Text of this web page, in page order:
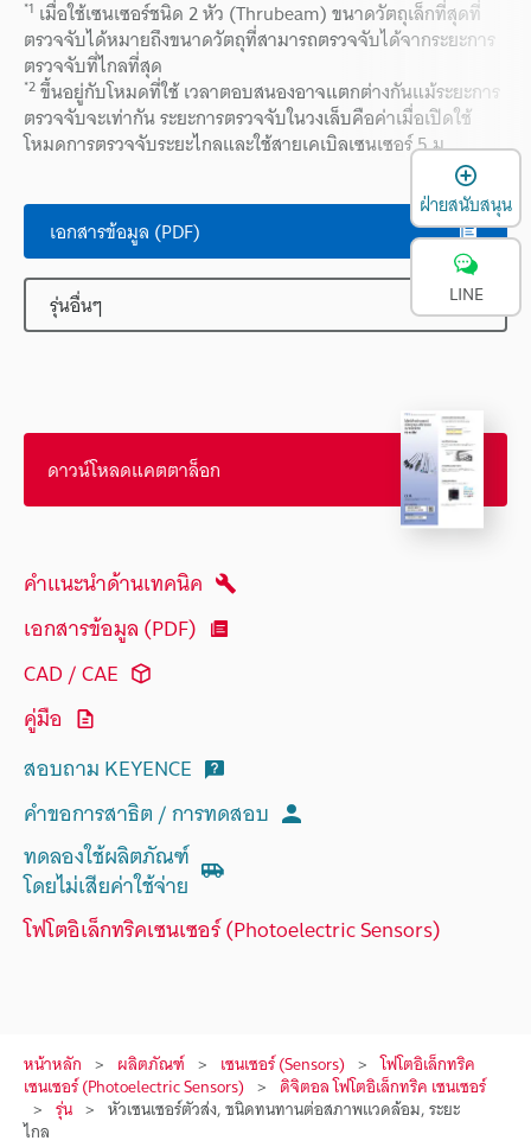
*1 เมื่อใช้เซนเซอร์ชนิด 2 หัว (Thrubeam) ขนาดวัตถุเล็กที่สุดที่
ตรวจจับได้หมายถึงขนาดวัตถุที่สามารถตรวจจับได้จากระยะการ
ตรวจจับที่ไกลที่สุด
*2ขึ้นอยู่กับโหมดที่ใช้ เวลาตอบสนองอาจแตกต่างกันแม้ระยะการ
ตรวจจับจะเท่ากัน ระยะการตรวจจับในวงเล็บคือค่าเมื่อเปิดใช้
โหมดการตรวจจับระยะไกลและใช้สายเคเบิลเซนเซอร์ 5 ม.
เอกสารข้อมูล (PDF)
รุ่นอื่นๆ
ดาวน์โหลดแคตตาล็อก
คำแนะนำด้านเทคนิค
เอกสารข้อมูล (PDF)
CAD / CAE
คู่มือ
สอบถาม KEYENCE
คำขอการสาธิต / การทดสอบ
ทดลองใช้ผลิตภัณฑ์
โดยไม่เสียค่าใช้จ่าย
โฟโตอิเล็กทริคเซนเซอร์ (Photoelectric Sensors)
หน้าหลัก ผลิตภัณฑ์ เซนเซอร์ (Sensors) โฟโตอิเล็กทริค
เซนเซอร์ (Photoelectric Sensors) ดิจิตอล โฟโตอิเล็กทริค เซนเซอร์
รุ่น หัวเซนเซอร์ตัวส่ง, ชนิดทนทานต่อสภาพแวดล้อม, ระยะ
ไกล
ฝ่ายสนับสนุน
LINE